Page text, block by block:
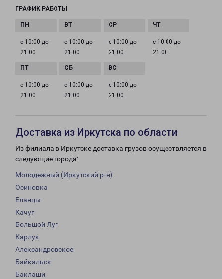
ГРАФИК РАБОТЫ
с 10:00 до
21:00
с 10:00 до
21:00
с 10:00 до
21:00
с 10:00 до
21:00
с 10:00 до
21:00
с 10:00 до
21:00
с 10:00 до
21:00
Доставка из Иркутска по области
Из филиала в Иркутске доставка грузов осуществляется в
следующие города:
Молодежный (Иркутский р-н)
Осиновка
Еланцы
Качуг
Большой Луг
Карлук
Александровское
Байкальск
Баклаши